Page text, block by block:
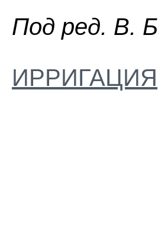
Пoд peд. B.
ИРРИГАЦИЯ